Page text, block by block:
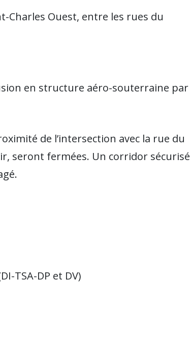
Charles Ouest, entre les rues du
en structure aéro-souterraine par
de l’intersection avec la rue du
seront fermées. Un corridor sécurisé
TSA-DP et DV)